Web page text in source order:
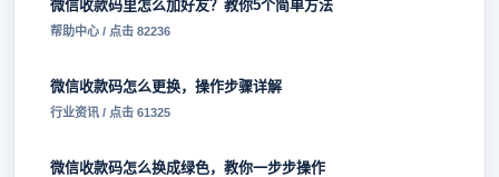
微信收款码里怎么加好友？教你5个简单方法
帮助中心 / 点击 82236
微信收款码怎么更换，操作步骤详解
行业资讯 / 点击 61325
微信收款码怎么换成绿色，教你一步步操作